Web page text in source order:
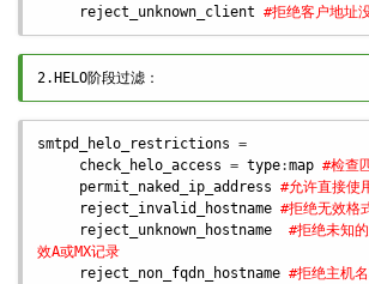
reject_unknown_client #拒绝客户地址
2.HELO阶段过滤：
smtpd_helo_restrictions =
check_helo_access = type:map #检查
permit_naked_ip_address #允许直接使
reject_invalid_hostname #拒绝无效格
reject_unknown_hostname
#拒绝未知
效A或MX记录
reject_non_fqdn_hostname #拒绝主机